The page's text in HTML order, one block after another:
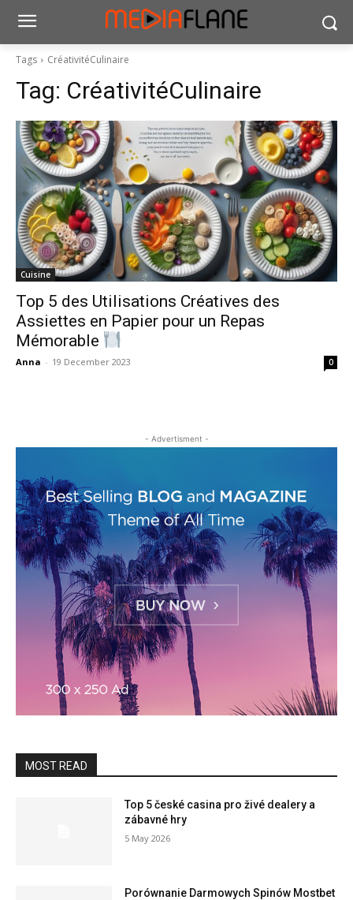
Tags CréativitéCulinaire
Tag: CréativitéCulinaire
Cuisine
Top 5 des Utilisations Créatives des
Assiettes en Papier pour un Repas
Mémorable
Anna - 19 December 2023 0
- Advertisment -
MOST READ
Top 5 české casina pro živé dealery a
zábavné hry
5 May 2026
Porównanie Darmowych Spinów Mostbet